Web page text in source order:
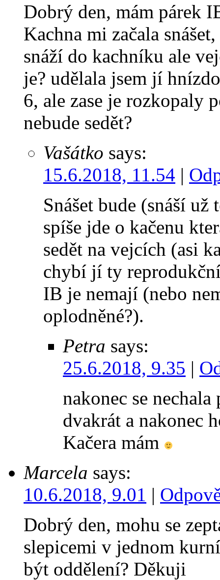
Dobrý den, mám párek
Kachna mi začala
snáží do kachníku ale
je? udělala jsem jí
6, ale zase je rozkopaly
nebude sedět?
Vašátko says:
15.6.2018, 11.54 |
Snášet bude (snáší
spíše jde o kačenu
sedět na vejcích (asi
chybí jí ty
IB je nemají (nebo
oplodněné?).
Petra says:
25.6.2018, 9.35 |
nakonec se
dvakrát a nakonec
Kačera mám
Marcela says:
10.6.2018, 9.01 |
Dobrý den, mohu se
slepicemi v jednom
být oddělení? Děkuji